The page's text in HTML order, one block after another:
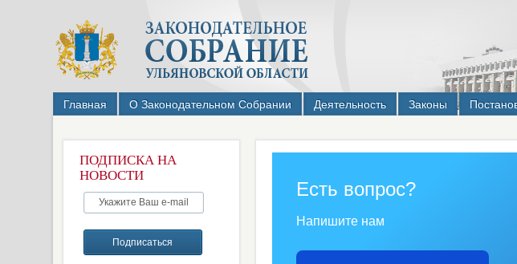
Главная О Законодательном Собрании Деятельность Законы
ПОДПИСКА НА
НОВОСТИ
Есть вопрос?
Напишите нам